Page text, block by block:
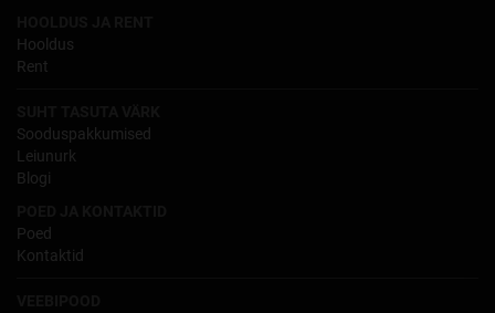
Hooldus
Rent
Sooduspakkumised
Leiunurk
Blogi
Poed
Kontaktid